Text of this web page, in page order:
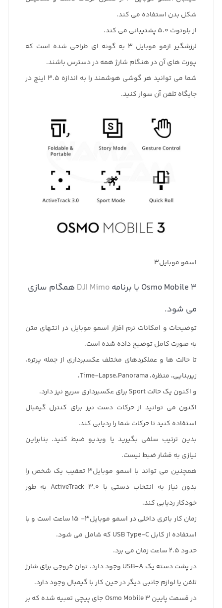
شکل بدن استفاده می کند.
از بلوتوث 5.0 پشتیبانی می کند.
لرزشگیر ازمو موبایل 3 به گونه ای طراحی شده است که
پورت های آن در هنگام شارژ همه در دسترس باشند.
شما می توانید هر گوشی هوشمند را به اندازه 3.5 اینچ در
جایگاه تلفن آن سوار کنید.
اسمو موبایل3
Osmo Mobile 3 با برنامه DJI Mimo همگام سازی
می شود.
توضیحات و امکانات نرم افزار اسمو موبایل در انتهای متن
به صورت کامل توضیح داده شده است.
تا حالت ها و عملکردهای مختلف عکسبرداری از جمله پرتره،
زیربنایی، منظره، Time-Lapse،Panorama،
و اکنون یک حالت Sport برای عکسبرداری سریع نیز دارد.
اکنون می توانید از حرکات دست نیز برای کنترل گیمبال
استفاده کنید تا حرکات شما را ردیابی کند.
بدین ترتیب سلفی بگیرید یا ویدیو ضبط کنید. بنابراین
نیازی به فشار ضبط نیست.
همچنین می تواند با اسمو موبایل3 تعقیب یک شخص را
بدون نیاز به انتخاب دستی با ActiveTrack 3.0 به طور
خودکار ردیابی کند.
زمان کار باتری داخلی در اسمو موبایل3- 15 ساعت است و با
استفاده از کابل USB Type-C که شامل می شود.
حدود 2.5 ساعت زمان می برد.
در پشت دسته یک USB-A وجود دارد. توان خروجی برای شارژ
تلفن یا لوازم جانبی دیگر در حین کار با گیمبال وجود دارد.
در قسمت پایین Osmo Mobile 3 جای پیچی تعبیه شده که بر